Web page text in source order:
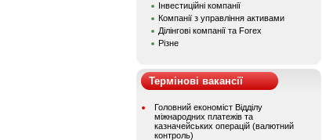
Інвестиційні компанії
Компанії з управління активами
Ділінгові компанії та Forex
Різне
Термінові вакансії
Головний економіст Відділу
міжнародних платежів та
казначейських операцій (валютний
контроль)